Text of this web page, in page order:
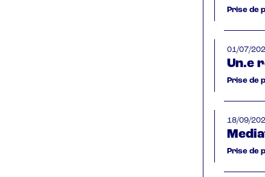
Prise de
01/07/
Un.e
Prise de
18/09/
Prise de